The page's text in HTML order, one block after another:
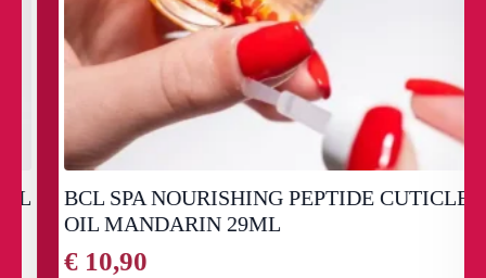
BCL SPA NOURISHING PEPTIDE CUTICLE
OIL MANDARIN 29ML
10,90